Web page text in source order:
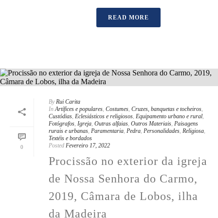
READ MORE
0
By Rui Carita
In Artífices e populares, Costumes, Cruzes, banquetas e tocheiros,
Custódias, Eclesiásticos e religiosos, Equipamento urbano e rural,
Fotógrafos, Igreja, Outras alfaias, Outros Materiais, Paisagens
rurais e urbanas, Paramentaria, Pedra, Personalidades, Religiosa,
Textéis e bordados
Posted Fevereiro 17, 2022
Procissão no exterior da igreja
de Nossa Senhora do Carmo,
2019, Câmara de Lobos, ilha
da Madeira